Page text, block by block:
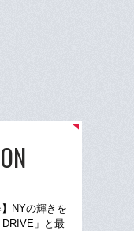
】NYの輝きを
」と最